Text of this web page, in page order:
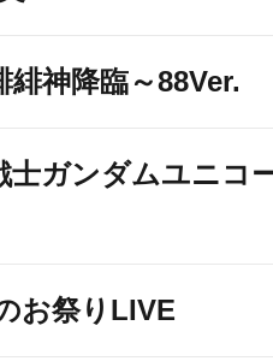
神降臨～88Ver.
士ガンダムユニコ
お祭りLIVE